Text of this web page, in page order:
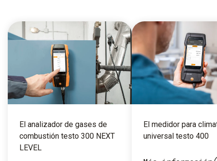
El analizador de gases de
combustión testo 300 NEXT
LEVEL
El medidor para
universal testo 400